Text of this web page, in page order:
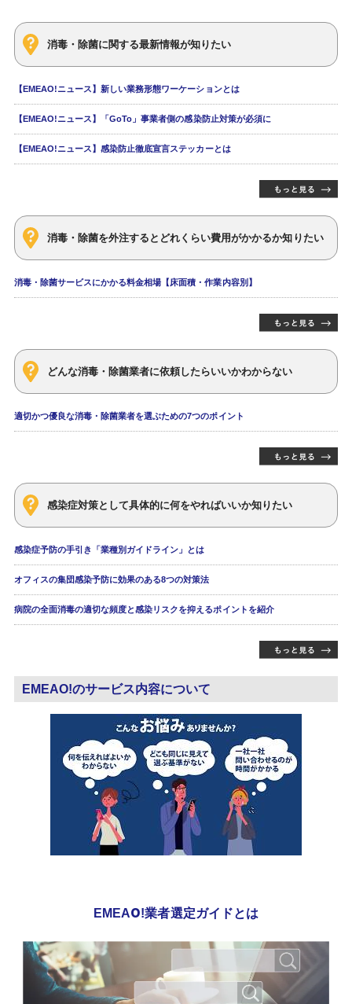
消毒・除菌に関する最新情報が知りたい
【EMEAO!ニュース】新しい業務形態ワーケーションとは
【EMEAO!ニュース】「GoTo」事業者側の感染防止対策が必須に
【EMEAO!ニュース】感染防止徹底宣言ステッカーとは
消毒・除菌を外注するとどれくらい費用がかかるか知りたい
消毒・除菌サービスにかかる料金相場【床面積・作業内容別】
どんな消毒・除菌業者に依頼したらいいかわからない
適切かつ優良な消毒・除菌業者を選ぶための7つのポイント
感染症対策として具体的に何をやればいいか知りたい
感染症予防の手引き「業種別ガイドライン」とは
オフィスの集団感染予防に効果のある8つの対策法
病院の全面消毒の適切な頻度と感染リスクを抑えるポイントを紹介
EMEAO!のサービス内容について
EMEAO!業者選定ガイドとは